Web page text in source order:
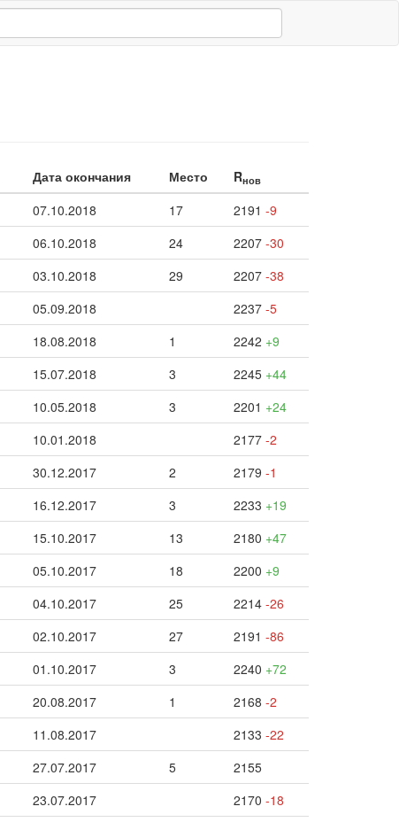
Дата окончания Место Rнов
07.10.2018 17 2191 -9
06.10.2018 24 2207 -30
03.10.2018 29 2207 -38
05.09.2018 2237 -5
18.08.2018 1 2242 +9
15.07.2018 3 2245 +44
10.05.2018 3 2201 +24
10.01.2018 2177 -2
30.12.2017 2 2179 -1
16.12.2017 3 2233 +19
15.10.2017 13 2180 +47
05.10.2017 18 2200 +9
04.10.2017 25 2214 -26
02.10.2017 27 2191 -86
01.10.2017 3 2240 +72
20.08.2017 1 2168 -2
11.08.2017 2133 -22
27.07.2017 5
2155
23.07.2017 2170 -18